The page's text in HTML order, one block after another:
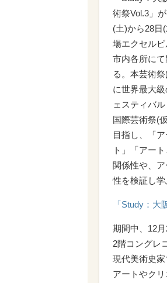
術祭Vol.3」
(土)から28日
場エクセル
市内各所に
る。本芸術
に世界最大
ェスティバ
国際芸術祭(
目指し、「ア
ト」「アー
関係性や、
性を検証し学
「Study：
期間中、12
2階コングレ
現代美術史
アートやク